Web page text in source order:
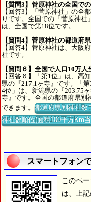
【質問3】菅原神社の全国で
【回答3】「菅原神社」の全
りです。全国での「菅原神
は、全国で第18位です。
【質問4】菅原神社の都道府
【回答4】菅原神社は、大阪
社です。
【質問６】全国で人口10万
【回答６】「第1位」は、高
県の『217.1ヶ寺』です。「
4位」は、新潟県の『203.75
寺』です。全国の都道府県別
できます。都道府県別神社数
神社数順位(面積100平方Km
スマートフォン
このペ
は、上